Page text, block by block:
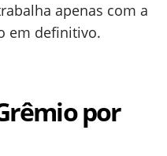
apenas com a
em definitivo.
por